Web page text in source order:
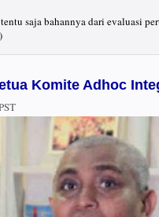
saja bahannya dari evaluasi
Komite Adhoc